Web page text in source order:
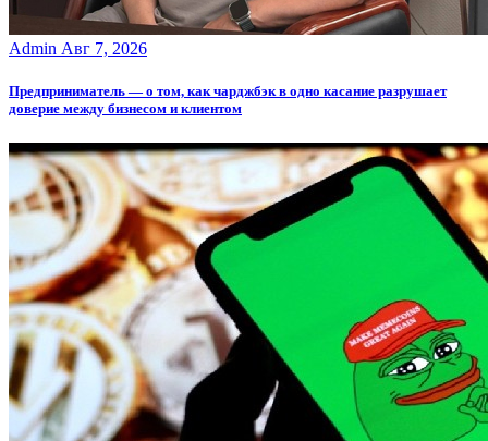
Admin Авг 7, 2026
Предприниматель — о том, как чарджбэк в одно касание разрушает
доверие между бизнесом и клиентом